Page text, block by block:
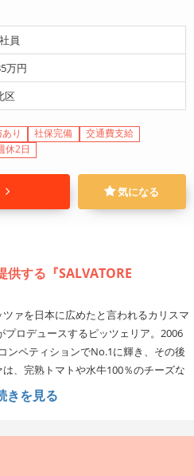
員
万円
区
り 社保完備
交通費支給
休2日
気になる
する『SALVATORE
ァを日本に広めたと言われるカリスマ
プロデュースするピッツェリア。2006
ンペティションでNo.1に輝き、その後
、完熟トマトや水牛100％のチーズな
い、本格的な薪窯で焼き上げます。世
、誰でも気軽にイタリアンを味わって
を見る